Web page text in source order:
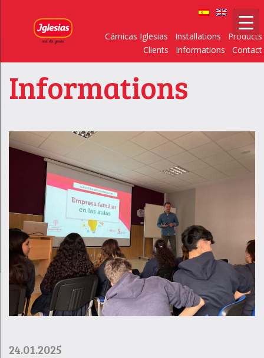
Cárnicas Iglesias Installations
Products
Clients
Informations Contact
Informations
24.01.2025